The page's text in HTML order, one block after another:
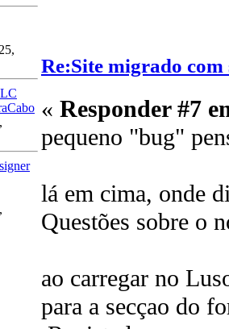
Re:Site migrado com
« Responder #7
pequeno "bug"
lá em cima, onde
Questões sobre o
ao carregar no
para a secçao do